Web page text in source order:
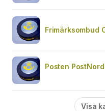
Frimärksombud
Posten
Visa